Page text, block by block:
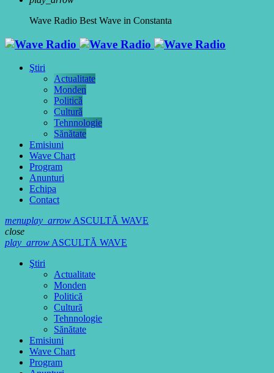
Wave Radio Best Wave in Constanta
Ştiri
Actualitate
Monden
Politică
Cultură
Tehnnologie
Sănătate
Emisiuni
Wave Chart
Program
Anunturi
Echipa
Contact
menuplay_arrowASCULTĂ WAVE
close
play_arrowASCULTĂ WAVE
Ştiri
Actualitate
Monden
Politică
Cultură
Tehnnologie
Sănătate
Emisiuni
Wave Chart
Program